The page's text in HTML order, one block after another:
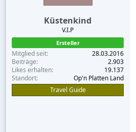
Küstenkind
V.I.P
Ersteller
Mitglied seit
28.03.2016
Beiträge
2.903
Likes erhalten
19.137
Standort
Op'n Platten Land
Travel Guide